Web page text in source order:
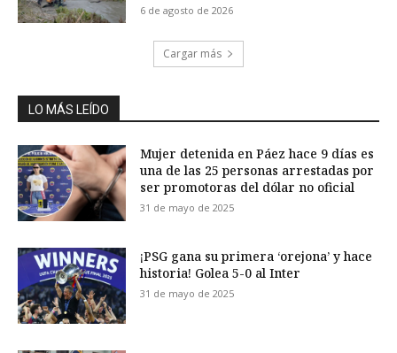
6 de agosto de 2026
Cargar más
LO MÁS LEÍDO
Mujer detenida en Páez hace 9 días es
una de las 25 personas arrestadas por
ser promotoras del dólar no oficial
31 de mayo de 2025
¡PSG gana su primera ‘orejona’ y hace
historia! Golea 5-0 al Inter
31 de mayo de 2025